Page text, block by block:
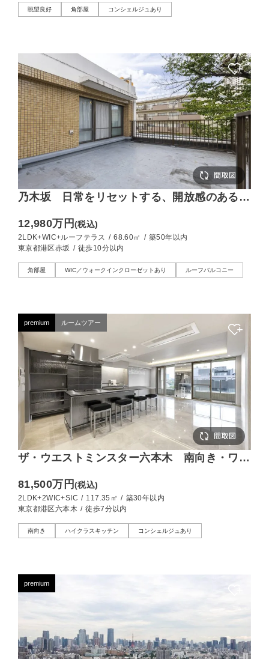
眺望良好 角部屋 コンシェルジュあり
乃木坂 日常をリセットする、開放感のあるル
12,980万円(税込)
2LDK+WIC+ルーフテラス / 68.60㎡ / 築50年以内
東京都港区赤坂 / 徒歩10分以内
角部屋 WIC／ウォークインクローゼットあり ルーフバルコニー
premium ルームツアー
ザ・ウエストミンスター六本木 南向き・ワイ
81,500万円(税込)
2LDK+2WIC+SIC / 117.35㎡ / 築30年以内
東京都港区六本木 / 徒歩7分以内
南向き ハイクラスキッチン コンシェルジュあり
premium